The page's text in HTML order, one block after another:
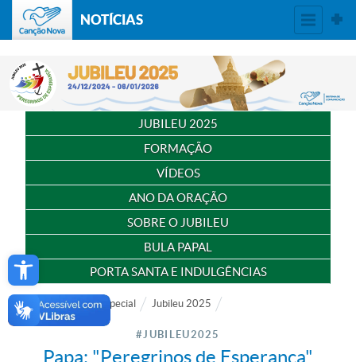
Open toolbar
NOTÍCIAS
JUBILEU 2025
FORMAÇÃO
VÍDEOS
ANO DA ORAÇÃO
SOBRE O JUBILEU
BULA PAPAL
PORTA SANTA E INDULGÊNCIAS
Notícias Especial Jubileu 2025
#JUBILEU2025
Papa: "Peregrinos de Esperança"